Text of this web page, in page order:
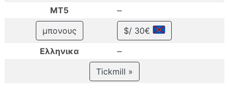
MT5 –
μπονους
$/ 30€
Ελληνικα
–
Tickmill »